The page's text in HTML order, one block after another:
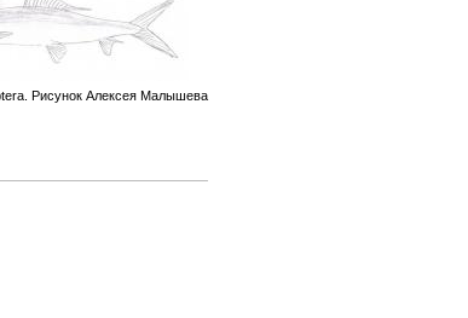
Рисунок Алексея Малышева